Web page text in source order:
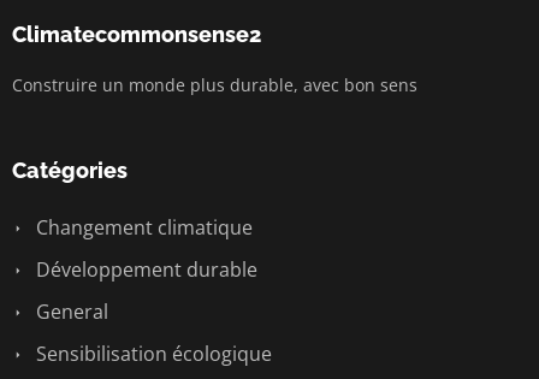
Climatecommonsense2
Construire un monde plus durable, avec bon sens
Catégories
Changement climatique
Développement durable
General
Sensibilisation écologique